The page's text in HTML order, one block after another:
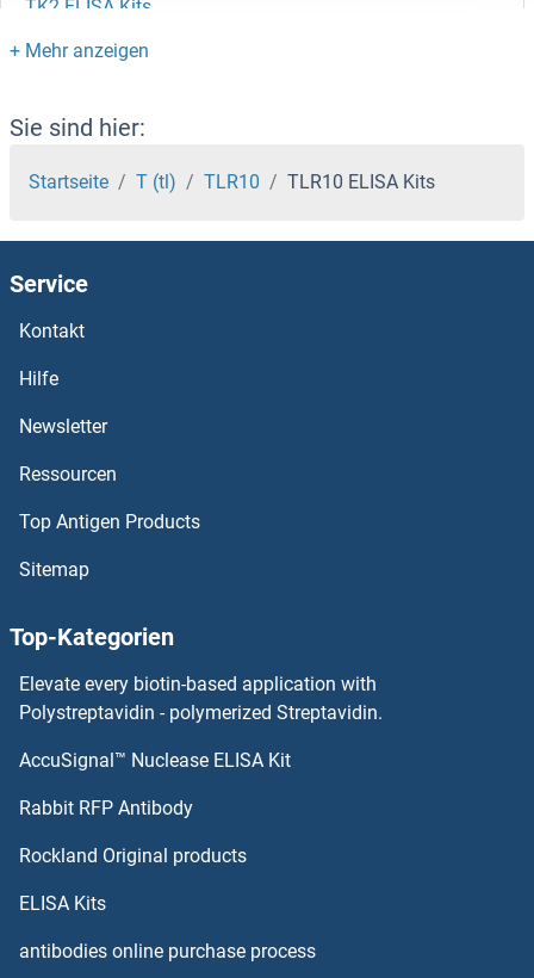
TK2 ELISA Kits
TJP2 ELISA Kits
TJP1 ELISA Kits
TJAP1 ELISA Kits
Titin ELISA Kits
Tissue factor ELISA Kits
TIPIN ELISA Kits
TINF2 ELISA Kits
TINAGL1 ELISA Kits
TIMP4 ELISA Kits
TIMP3 ELISA Kits
TIMP1 ELISA Kits
TLR5 ELISA Kits
Sie sind hier:
Startseite T (tl) TLR10 TLR10 ELISA Kits
Service
Kontakt
Hilfe
Newsletter
Ressourcen
Top Antigen Products
Sitemap
Top-Kategorien
Elevate every biotin-based application with
Polystreptavidin - polymerized Streptavidin.
AccuSignal™ Nuclease ELISA Kit
Rabbit RFP Antibody
Rockland Original products
ELISA Kits
antibodies online purchase process